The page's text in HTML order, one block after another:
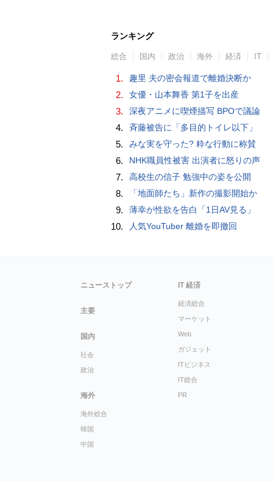
ランキング
総合 国内 政治 海外 経済 IT
1. 趣里 夫の密会報道で離婚決断か
2. 女優・山本舞香 第1子を出産
3. 深夜アニメに喫煙描写 BPOで議論
4. 斉藤被告に「多目的トイレ以下」
5. みな実を守った? 粋な行動に称賛
6. NHK職員性被害 出演者に怒りの声
7. 高校生の信子 勉強中の姿を公開
8. 「地面師たち」新作の撮影開始か
9. 薄幸が性欲を告白「1日AV見る」
10. 人気YouTuber 離婚を即撤回
ニューストップ
主要
国内
社会
政治
海外
海外総合
韓国
中国
IT 経済
経済総合
マーケット
Web
ガジェット
ITビジネス
IT総合
PR